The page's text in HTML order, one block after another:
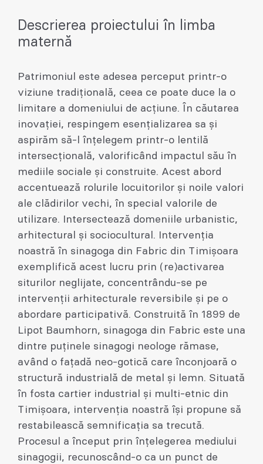
Descrierea proiectului în limba
maternă
Patrimoniul este adesea perceput printr-o
viziune tradițională, ceea ce poate duce la o
limitare a domeniului de acțiune. În căutarea
inovației, respingem esențializarea sa și
aspirăm să-l înțelegem printr-o lentilă
intersecțională, valorificând impactul său în
mediile sociale și construite. Acest abord
accentuează rolurile locuitorilor și noile valori
ale clădirilor vechi, în special valorile de
utilizare. Intersectează domeniile urbanistic,
arhitectural și sociocultural. Intervenția
noastră în sinagoga din Fabric din Timișoara
exemplifică acest lucru prin (re)activarea
siturilor neglijate, concentrându-se pe
intervenții arhitecturale reversibile și pe o
abordare participativă. Construită în 1899 de
Lipot Baumhorn, sinagoga din Fabric este una
dintre puținele sinagogi neologe rămase,
având o fațadă neo-gotică care înconjoară o
structură industrială de metal și lemn. Situată
în fosta cartier industrial și multi-etnic din
Timișoara, intervenția noastră își propune să
restabilească semnificația sa trecută.
Procesul a început prin înțelegerea mediului
sinagogii, recunoscând-o ca un punct de